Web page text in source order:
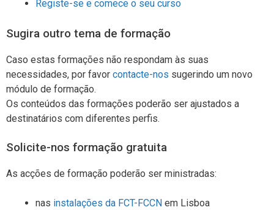
Registe-se e comece o seu curso
Sugira outro tema de formação
Caso estas formações não respondam às suas
necessidades, por favor contacte-nos sugerindo um novo
módulo de formação.
Os conteúdos das formações poderão ser ajustados a
destinatários com diferentes perfis.
Solicite-nos formação gratuita
As acções de formação poderão ser ministradas:
nas instalações da FCT-FCCN em Lisboa